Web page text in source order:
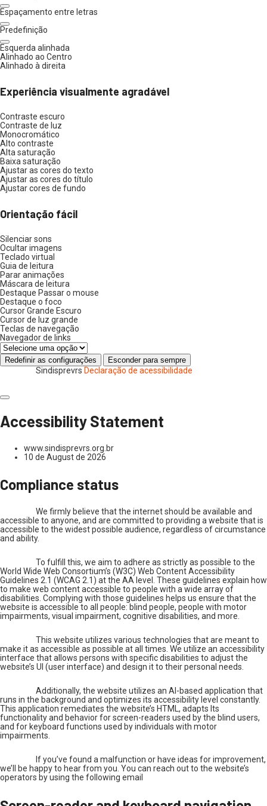
Espaçamento entre letras
Predefinição
Esquerda alinhada
Alinhado ao Centro
Alinhado à direita
Experiência visualmente agradável
Contraste escuro
Contraste de luz
Monocromático
Alto contraste
Alta saturação
Baixa saturação
Ajustar as cores do texto
Ajustar as cores do título
Ajustar cores de fundo
Orientação fácil
Silenciar sons
Ocultar imagens
Teclado virtual
Guia de leitura
Parar animações
Máscara de leitura
Destaque Passar o mouse
Destaque o foco
Cursor Grande Escuro
Cursor de luz grande
Teclas de navegação
Navegador de links
Redefinir as configurações Esconder para sempre
Sindisprevrs Declaração de acessibilidade
Accessibility Statement
www.sindisprevrs.org.br
10 de August de 2026
Compliance status
We firmly believe that the internet should be available and
accessible to anyone, and are committed to providing a website that is
accessible to the widest possible audience, regardless of circumstance
and ability.
To fulfill this, we aim to adhere as strictly as possible to the
World Wide Web Consortium’s (W3C) Web Content Accessibility
Guidelines 2.1 (WCAG 2.1) at the AA level. These guidelines explain how
to make web content accessible to people with a wide array of
disabilities. Complying with those guidelines helps us ensure that the
website is accessible to all people: blind people, people with motor
impairments, visual impairment, cognitive disabilities, and more.
This website utilizes various technologies that are meant to
make it as accessible as possible at all times. We utilize an accessibility
interface that allows persons with specific disabilities to adjust the
website’s UI (user interface) and design it to their personal needs.
Additionally, the website utilizes an AI-based application that
runs in the background and optimizes its accessibility level constantly.
This application remediates the website’s HTML, adapts Its
functionality and behavior for screen-readers used by the blind users,
and for keyboard functions used by individuals with motor
impairments.
If you’ve found a malfunction or have ideas for improvement,
we’ll be happy to hear from you. You can reach out to the website’s
operators by using the following email